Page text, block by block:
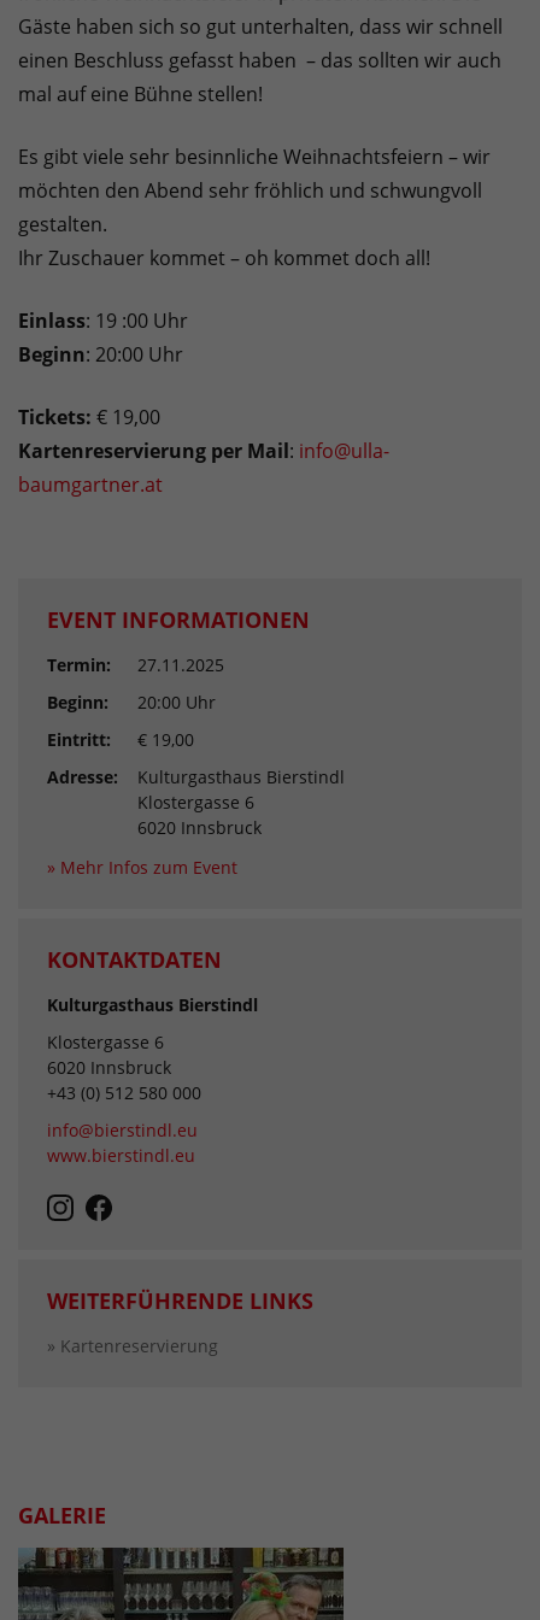
Gäste haben sich so gut unterhalten, dass wir schnell
einen Beschluss gefasst haben – das sollten wir auch
mal auf eine Bühne stellen!
Es gibt viele sehr besinnliche Weihnachtsfeiern – wir
möchten den Abend sehr fröhlich und schwungvoll
gestalten.
Ihr Zuschauer kommet – oh kommet doch all!
Einlass: 19 :00 Uhr
Beginn: 20:00 Uhr
Tickets: € 19,00
Kartenreservierung per Mail: info@ulla-
baumgartner.at
EVENT INFORMATIONEN
Termin:
27.11.2025
Beginn:
20:00 Uhr
Eintritt:
€ 19,00
Adresse:
Kulturgasthaus Bierstindl
Klostergasse 6
6020 Innsbruck
» Mehr Infos zum Event
KONTAKTDATEN
Kulturgasthaus Bierstindl
Klostergasse 6
6020 Innsbruck
+43 (0) 512 580 000
info@bierstindl.eu
www.bierstindl.eu
WEITERFÜHRENDE LINKS
» Kartenreservierung
GALERIE